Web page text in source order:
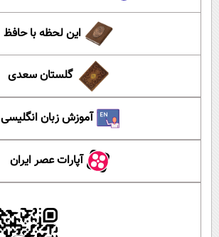
این لحظه با حافظ
گلستان سعدی
آموزش زبان انگلیسی
آپارات عصر ایران